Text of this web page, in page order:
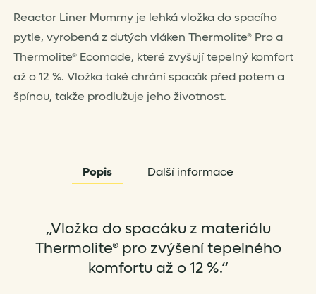
Reactor Liner Mummy je lehká vložka do spacího
pytle, vyrobená z dutých vláken Thermolite® Pro a
Thermolite® Ecomade, které zvyšují tepelný komfort
až o 12 %. Vložka také chrání spacák před potem a
špínou, takže prodlužuje jeho životnost.
Popis Další informace
„Vložka do spacáku z materiálu
Thermolite® pro zvýšení tepelného
komfortu až o 12 %.“